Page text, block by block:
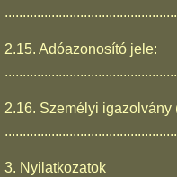
2.15. Adóazonosító jele:
2.16. Személyi igazolvány
3. Nyilatkozatok